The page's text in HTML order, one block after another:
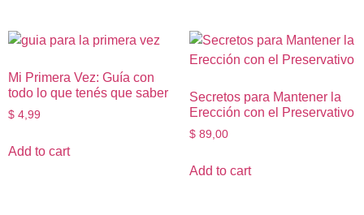
Mi Primera Vez: Guía con
todo lo que tenés que saber
$ 4,99
Add to cart
Secretos para Mantener la
Ere​cción con el Pres​ervativo
$89,00
Add to cart